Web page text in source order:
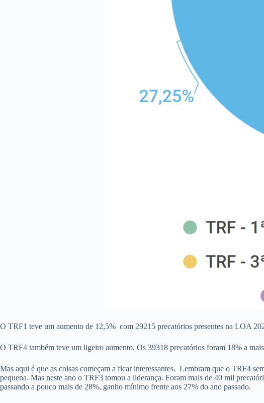
O TRF1 teve um aumento de 12,5% com 29215 precatórios presentes na LOA
O TRF4 também teve um ligeiro aumento. Os 39318 precatórios foram 18% a
Mas aqui é que as coisas começam a ficar interessantes. Lembram que o TRF4
pequena. Mas neste ano o TRF3 tomou a liderança. Foram mais de 40 mil
passando a pouco mais de 28%, ganho mínimo frente aos 27% do ano passado.